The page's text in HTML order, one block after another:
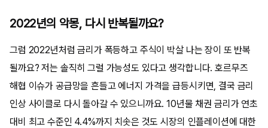
2022년의 악몽, 다시 반복될까요?
그럼 2022년처럼 금리가 폭등하고 주식이 박살 나는 장이 또 반복
될까요? 저는 솔직히 그럴 가능성도 있다고 생각합니다. 호르무즈
해협 이슈가 공급망을 흔들고 에너지 가격을 급등시키면, 결국 금리
인상 사이클로 다시 돌아갈 수 있으니까요. 10년물 채권 금리가 연초
대비 최고 수준인 4.4%까지 치솟은 것도 시장의 인플레이션에 대한